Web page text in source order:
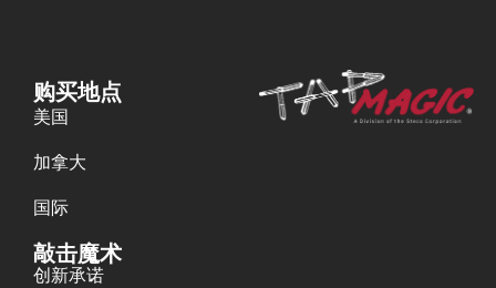
购买地点
美国
加拿大
国际
敲击魔术
创新承诺